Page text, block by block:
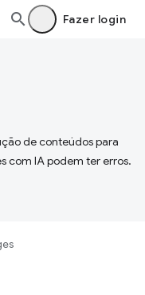
Fazer login
de conteúdos para
com IA podem ter erros.